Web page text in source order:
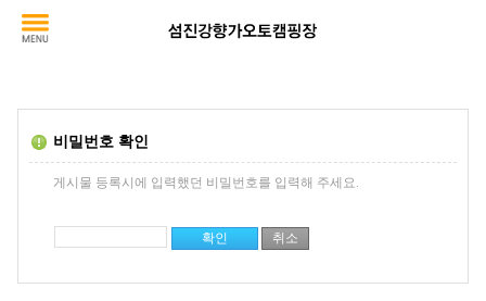
비밀번호 확인
게시물 등록시에 입력했던 비밀번호를 입력해 주세요.